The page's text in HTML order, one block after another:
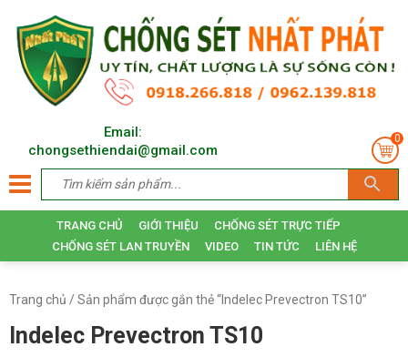
Email:
chongsethiendai@gmail.com
0
TRANG CHỦ GIỚI THIỆU
CHỐNG SÉT TRỰC TIẾP
CHỐNG SÉT LAN TRUYỀN
VIDEO TIN TỨC LIÊN HỆ
Trang chủ / Sản phẩm được gắn thẻ “Indelec Prevectron TS10”
Indelec Prevectron TS10